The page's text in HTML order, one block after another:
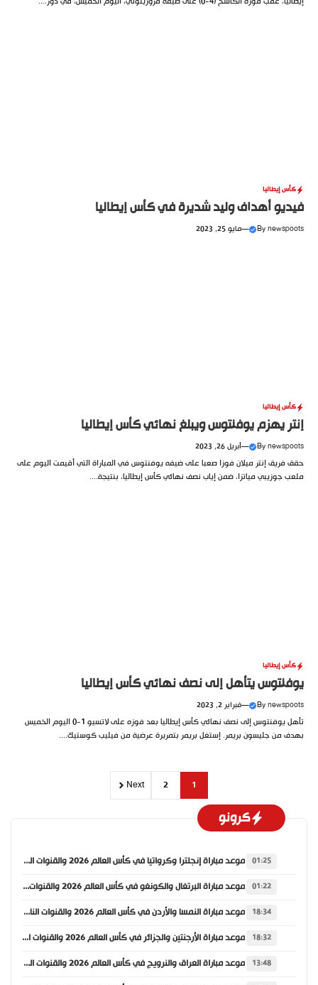
كأس إيطاليا
فيديو أهداف وليد شديرة في كأس إيطاليا
Bynewspoots
—مايو 25, 2023
كأس إيطاليا
إنتر يهزم يوفنتوس ويبلغ نهائي كأس إيطاليا
Bynewspoots
—أبريل 26, 2023
حقق فريق إنتر ميلان فوزا صعبا على ضيفه يوفنتوس في المباراة التي أقيمت اليوم على
ملعب جوزيبي مياتزا، ضمن إياب نصف نهائي كأس إيطاليا، بنتيجة....
كأس إيطاليا
يوفنتوس يتأهل إلى نصف نهائي كأس إيطاليا
Bynewspoots
—فبراير 2, 2023
تأهل يوفنتوس إلى نصف نهائي كأس إيطاليا بعد فوزه على لاتسيو 1-0 اليوم الخميس
بهدف من جليسون بريمر. إستغل بريمر بتمريرة عرضية من فيليب كوستيك....
1
2
Next
كرونو
01:25 موعد مباراة إنجلترا وكرواتيا في كأس العالم 2026 والقنوات الناقلة
01:22 موعد مباراة البرتغال والكونغو في كأس العالم 2026 والقنوات الناقلة
18:34 موعد مباراة النمسا والأردن في كأس العالم 2026 والقنوات الناقلة
18:32 موعد مباراة الأرجنتين والجزائر في كأس العالم 2026 والقنوات الناقلة
13:48 موعد مباراة العراق والنرويج في كأس العالم 2026 والقنوات الناقلة